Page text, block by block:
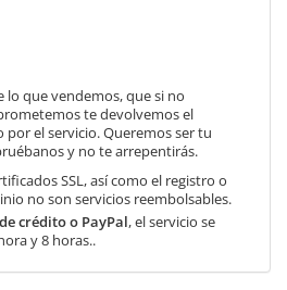
lo que vendemos, que si no
te devolvemos el
el servicio. Queremos ser tu
y no te arrepentirás.
SSL, así como el registro o
no son servicios reembolsables.
crédito o PayPal, el servicio se
y 8 horas..